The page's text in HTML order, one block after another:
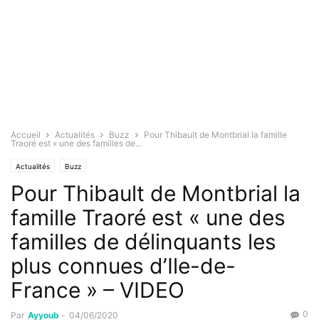
Accueil Actualités Buzz
Pour Thibault de Montbrial la famille
Traoré est « une des familles de...
Actualités Buzz
Pour Thibault de Montbrial la
famille Traoré est « une des
familles de délinquants les
plus connues d’Ile-de-
France » – VIDEO
Par Ayyoub - 04/06/2020 0